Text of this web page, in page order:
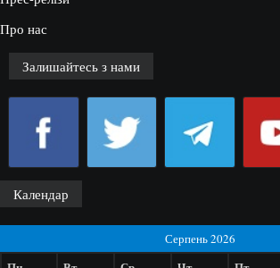
Про нас
Залишайтесь з нами
Календар
Серпень 2026